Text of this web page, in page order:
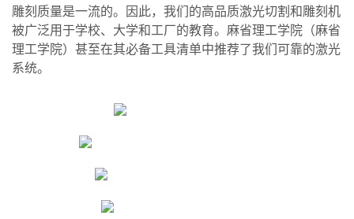
雕刻质量是一流的。因此，我们的高品质激光切割和雕刻机
被广泛用于学校、大学和工厂的教育。麻省理工学院（麻省
理工学院）甚至在其必备工具清单中推荐了我们可靠的激光
系统。